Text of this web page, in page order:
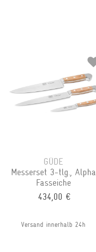
GÜDE
Messerset 3-tlg., Alpha
Fasseiche
434,00 €
Versand innerhalb 24h